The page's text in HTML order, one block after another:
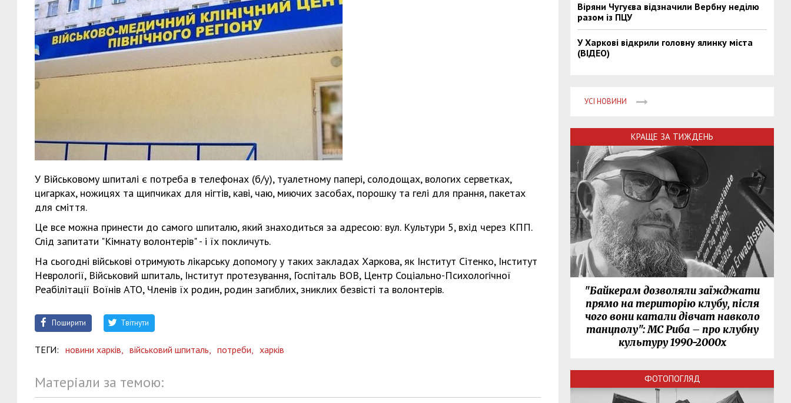
У Військовому шпиталі є потреба в телефонах (б/у), туалетному папері, солодощах, вологих серветках,
цигарках, ножицях та щипчиках для нігтів, каві, чаю, миючих засобах, порошку та гелі для прання, пакетах
для сміття.
Це все можна принести до самого шпиталю, який знаходиться за адресою: вул. Культури 5, вхід через КПП.
Слід запитати "Кімнату волонтерів" - і їх покличуть.
На сьогодні військові отримують лікарську допомогу у таких закладах Харкова, як Інститут Сітенко, Інститут
Неврології, Військовий шпиталь, Інститут протезування, Госпіталь ВОВ, Центр Соціально-Психологічної
Реабілітації Воїнів АТО, Членів їх родин, родин загиблих, зниклих безвісті та волонтерів.
Поширити Твітнути
ТЕГИ: новини харків, військовий шпиталь, потреби, харків
Матеріали за темою:
Віряни Чугуєва відзначили Вербну неділю
разом із ПЦУ
У Харкові відкрили головну ялинку міста
(ВІДЕО)
УСІ НОВИНИ
КРАЩЕ ЗА ТИЖДЕНЬ
"Байкерам дозволяли заїжджати
прямо на територію клубу, після
чого вони катали дівчат навколо
танцполу": МС Риба – про клубну
культуру 1990-2000х
ФОТОПОГЛЯД